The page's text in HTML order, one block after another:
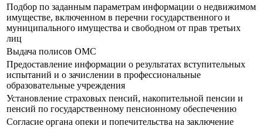
Подбор по заданным параметрам информации о недвижимом
имуществе, включенном в перечни государственного и
муниципального имущества и свободном от прав третьих
лиц
Выдача полисов ОМС
Предоставление информации о результатах вступительных
испытаний и о зачислении в профессиональные
образовательные учреждения
Установление страховых пенсий, накопительной пенсии и
пенсий по государственному пенсионному обеспечению
Согласие органа опеки и попечительства на заключение